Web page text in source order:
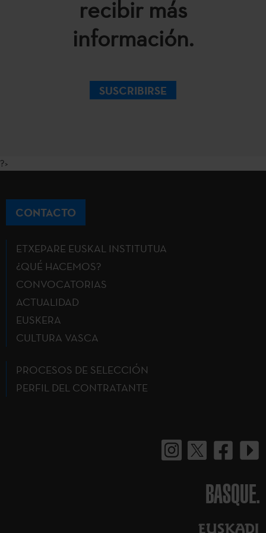
recibir más
información.
SUSCRIBIRSE
?>
CONTACTO
ETXEPARE EUSKAL INSTITUTUA
¿QUÉ HACEMOS?
CONVOCATORIAS
ACTUALIDAD
EUSKERA
CULTURA VASCA
PROCESOS DE SELECCIÓN
PERFIL DEL CONTRATANTE
BASQUE.